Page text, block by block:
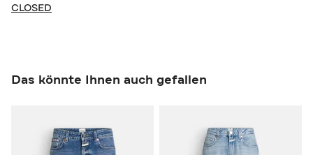
CLOSED
Das könnte Ihnen auch gefallen